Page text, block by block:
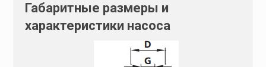
Габаритные размеры и
характеристики насоса